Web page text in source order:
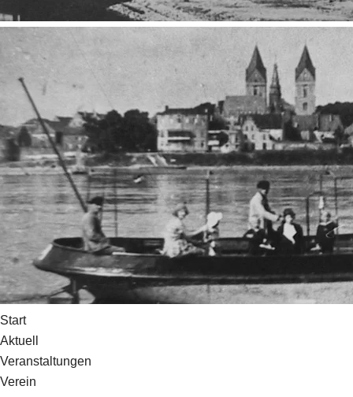
Start
Aktuell
Veranstaltungen
Verein